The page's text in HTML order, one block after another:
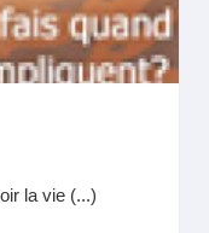
la vie (...)